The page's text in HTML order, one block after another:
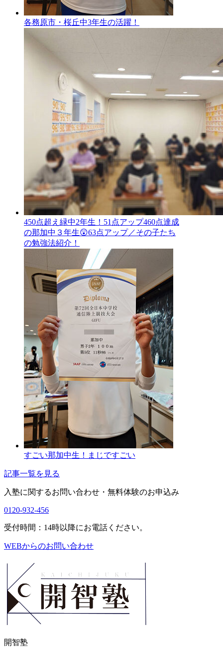
各務原市・桜丘中3年生の活躍！
450点超え緑中2年生！51点アップ460点達成
の那加中３年生😲63点アップ／その子たち
の勉強法紹介！
すごい那加中生！まじですごい
記事一覧を見る
入塾に関するお問い合わせ・ 無料体験のお申込み
0120-932-456
受付時間：14時以降にお電話ください。
WEBからのお問い合わせ
開智塾